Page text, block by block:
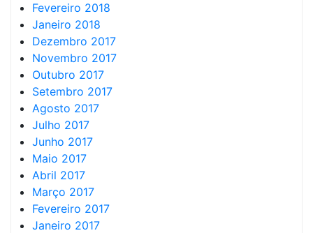
Fevereiro 2018
Janeiro 2018
Dezembro 2017
Novembro 2017
Outubro 2017
Setembro 2017
Agosto 2017
Julho 2017
Junho 2017
Maio 2017
Abril 2017
Março 2017
Fevereiro 2017
Janeiro 2017